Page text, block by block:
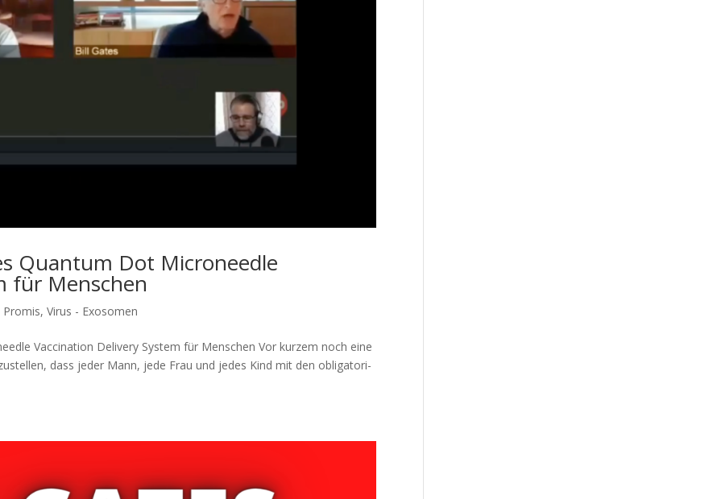
Quantum Dot Microneedle
für Menschen
Promis,Virus - Exosomen
Vaccination Delivery System für Menschen Vor kur­zem noch eine
dass jeder Mann, jede Frau und jedes Kind mit den obli­ga­to­ri­